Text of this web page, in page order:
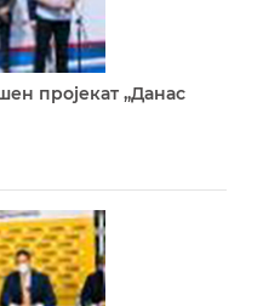
пројекат „Данас